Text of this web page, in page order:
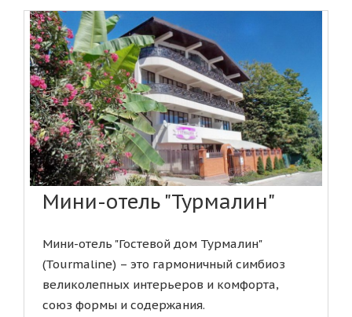
Мини-отель "Турмалин"
Мини-отель "Гостевой дом Турмалин"
(Tourmaline) – это гармоничный симбиоз
великолепных интерьеров и комфорта,
союз формы и содержания.